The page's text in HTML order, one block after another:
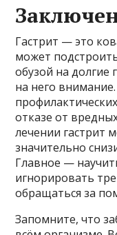
Гастрит — это
может
обузой на долгие
на него
отказе от
лечении гастрит
значительно
Главное —
игнорировать
обращаться за
Запомните, что